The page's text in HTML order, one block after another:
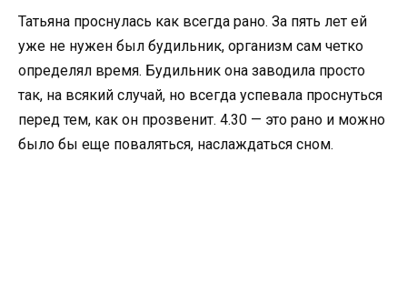
Татьяна проснулась как всегда рано. За пять лет ей
уже не нужен был будильник, организм сам четко
определял время. Будильник она заводила просто
так, на всякий случай, но всегда успевала проснуться
перед тем, как он прозвенит. 4.30 — это рано и можно
было бы еще поваляться, наслаждаться сном.